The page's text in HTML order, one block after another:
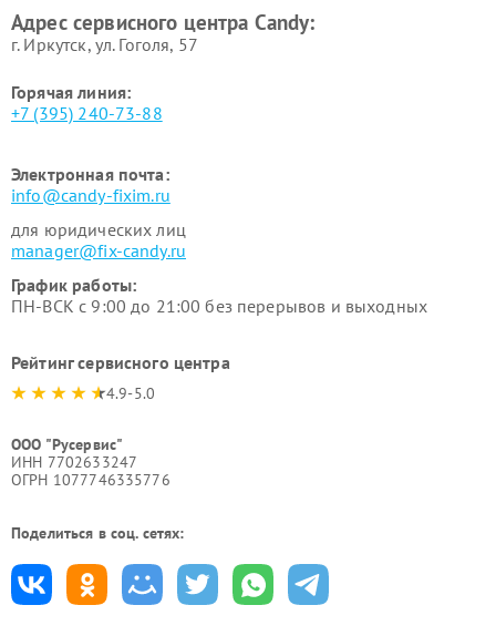
Адрес сервисного центра Candy:
г. Иркутск, ул. ​Гоголя, 57
Горячая линия:
+7 (395) 240-73-88
Электронная почта:
info@candy-fixim.ru
для юридических лиц
manager@fix-candy.ru
График работы:
ПН-ВСК с 9:00 до 21:00 без перерывов и выходных
Рейтинг сервисного центра
4.9-5.0
ООО "Русервис"
ИНН 7702633247
ОГРН 1077746335776
Поделиться в соц. сетях: